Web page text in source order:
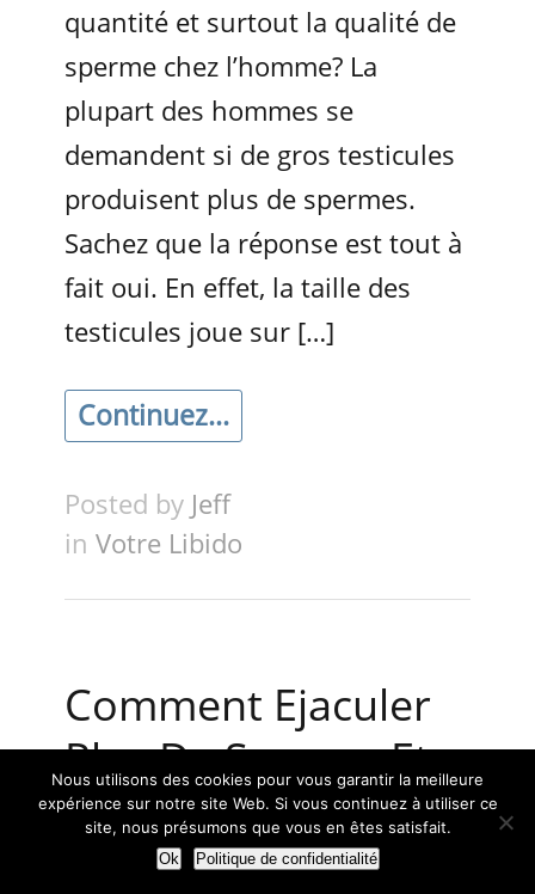
quantité et surtout la qualité de
sperme chez l’homme? La
plupart des hommes se
demandent si de gros testicules
produisent plus de spermes.
Sachez que la réponse est tout à
fait oui. En effet, la taille des
testicules joue sur […]
Continuez...
Posted by Jeff
in Votre Libido
Comment Ejaculer
Plus De Sperme Et
Gicler Plus Loin
Nous utilisons des cookies pour vous garantir la meilleure
expérience sur notre site Web. Si vous continuez à utiliser ce
site, nous présumons que vous en êtes satisfait.
Ok Politique de confidentialité